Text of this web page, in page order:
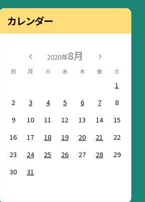
カレンダー
2020年8月
日 月 火 水 木 金 土
1
2
3 4 5 6 7
8
9
10 11 12 13 14
15
16
17 18 19 20 21
22
23
24 25 26 27 28
29
30
31